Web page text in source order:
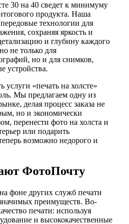
30 на 40 сведет к минимуму
продукта. Наша
технологии для
сохраняя яркость и
и глубину каждого
не только для
но и для снимков,
устройства.
услуги «печать на холсте»
Мы предлагаем одну из
делая процесс заказа не
но и экономически
перенести фото на холста и
или подарить
возможно недорого и
ФотоПочту
фоне других служб печати
преимуществ. Во-
печати: используя
и высококачественные